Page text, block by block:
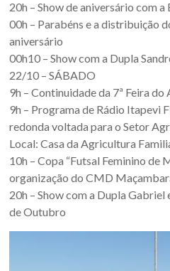
20h – Show de aniversário com
00h – Parabéns e a distribuição
aniversário
00h10 – Show com a Dupla
22/10 – SÁBADO
9h – Continuidade da 7ª Feira
9h – Programa de Rádio Itapevi
redonda voltada para o Setor
Local: Casa da Agricultura
10h – Copa “Futsal Feminino de
organização do CMD
20h – Show com a Dupla Gabriel
de Outubro